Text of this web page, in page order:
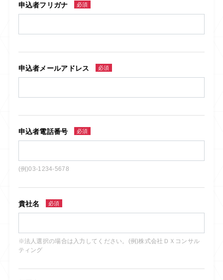
申込者フリガナ 必須
申込者メールアドレス 必須
申込者電話番号 必須
(例)03-1234-5678
貴社名 必須
※法人選択の場合は入力してください。(例)株式会社ＤＸコンサル
ティング